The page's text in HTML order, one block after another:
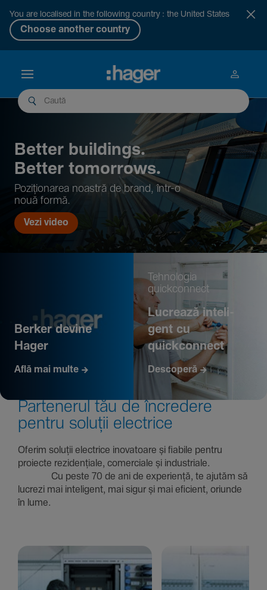
You are localised in the following country : the United States
Choose another country
Better buil­dings.
Better tomor­rows.
Pozi­țio­narea noastră de brand, într-o
nouă formă.
Vezi video
Berker devine
Hager
Află mai multe
Tehno­logia
quickconnect
Lucrează inte­li­
gent cu
quickconnect
Descoperă
Parte­nerul tău de încre­dere
pentru soluții electrice
Oferim soluții electrice inova­toare și fiabile pentru
proiecte rezi­den­țiale, comer­ciale și indus­triale.
Cu peste 70 de ani de expe­riență, te ajutăm să
lucrezi mai inte­li­gent, mai sigur și mai eficient, oriunde
în lume.